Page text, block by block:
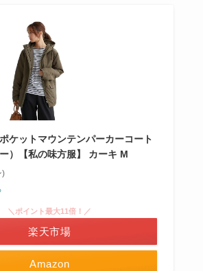
ケットマウンテンパーカーコート
）【私の味方服】 カーキ M
)
Amazon
＼ポイント最大11倍！／
楽天市場